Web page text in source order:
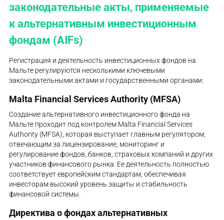
законодательные акты, применяемые
к альтернативным инвестиционным
фондам (AIFs)
Регистрация и деятельность инвестиционных фондов на
Мальте регулируются несколькими ключевыми
законодательными актами и государственными органами:
Malta Financial Services Authority (MFSA)
Создание альтернативного инвестиционного фонда на
Мальте проходит под контролем Malta Financial Services
Authority (MFSA), которая выступает главным регулятором,
отвечающим за лицензирование, мониторинг и
регулирование фондов, банков, страховых компаний и других
участников финансового рынка. Ее деятельность полностью
соответствует европейским стандартам, обеспечивая
инвесторам высокий уровень защиты и стабильность
финансовой системы.
Директива о фондах альтернативных